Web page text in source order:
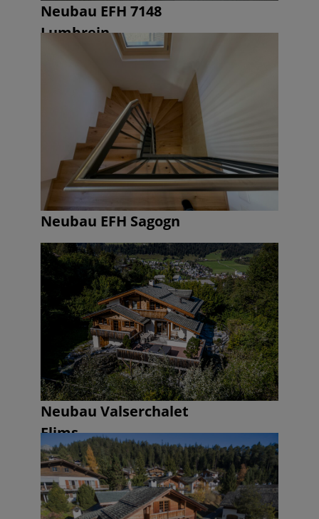
Neubau EFH 7148
Lumbrein
Neubau EFH Sagogn
Neubau Valserchalet
Flims